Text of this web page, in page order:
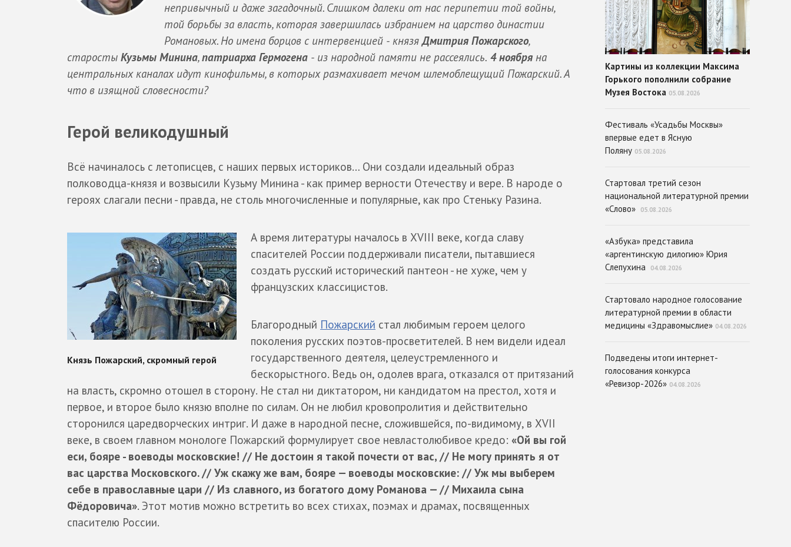
непривычный и даже загадочный. Слишком далеки от нас перипетии той войны,
той борьбы за власть, которая завершилась избранием на царство династии
Романовых. Но имена борцов с интервенцией - князяДмитрия Пожарского,
старосты Кузьмы Минина,патриарха Гермогена - из народной памяти не рассеялись. 4 ноября на
центральных каналах идут кинофильмы, в которых размахивает мечом шлемоблещущий Пожарский. А
что в изящной словесности?
Герой великодушный
Всё начиналось с летописцев, с наших первых историков… Они создали идеальный образ
полководца-князя и возвысили Кузьму Минина - как пример верности Отечеству и вере. В народе о
героях слагали песни - правда, не столь многочисленные и популярные, как про Стеньку Разина.
А время литературы началось в XVIII веке, когда славу
спасителей России поддерживали писатели, пытавшиеся
создать русский исторический пантеон - не хуже, чем у
французских классицистов.
Благородный Пожарский стал любимым героем целого
поколения русских поэтов-просветителей. В нем видели идеал
государственного деятеля, целеустремленного и
бескорыстного. Ведь он, одолев врага, отказался от притязаний
на власть, скромно отошел в сторону. Не стал ни диктатором, ни кандидатом на престол, хотя и
первое, и второе было князю вполне по силам. Он не любил кровопролития и действительно
сторонился царедворческих интриг. И даже в народной песне, сложившейся, по-видимому, в XVII
веке, в своем главном монологе Пожарский формулирует свое невластолюбивое кредо: «Ой вы гой
еси, бояре - воеводы московские! // Не достоин я такой почести от вас, // Не могу принять я от
вас царства Московского. // Уж скажу же вам, бояре — воеводы московские: // Уж мы выберем
себе в православные цари // Из славного, из богатого дому Романова — // Михаила сына
Фёдоровича». Этот мотив можно встретить во всех стихах, поэмах и драмах, посвященных
спасителю России.
Картины из коллекции Максима
Горького пополнили собрание
Музея Востока 05.08.2026
Фестиваль «Усадьбы Москвы»
впервые едет в Ясную
Поляну 05.08.2026
Стартовал третий сезон
национальной литературной премии
«Слово»
05.08.2026
«Азбука» представила
«аргентинскую дилогию» Юрия
Слепухина
04.08.2026
Стартовало народное голосование
литературной премии в области
медицины «Здравомыслие» 04.08.2026
Подведены итоги интернет-
голосования конкурса
«Ревизор-2026» 04.08.2026